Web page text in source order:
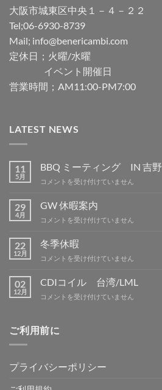
大阪市城東区中央１－４－２２
Tel;06-6930-8739
Mail; info@benericambi.com
定休日；火曜/水曜
イベント開催日
営業時間；AM11:00-PM7:00
LATEST NEWS
11
5月
BBQ ミーティング IN 吉野
BBQ
ー
テ
ィ
グ
吉
は
コメントを受け付けていません
29
4月
GW 休暇案内
GW
暇
案
内
コメントを受け付けていません
22
12月
冬季休暇
冬
休
暇
は
コメントを受け付けていません
02
12月
CDIコイル 台湾/LML
CDI
ル
台
コメントを受け付けていません
ご利用前に
プライバシーポリシー